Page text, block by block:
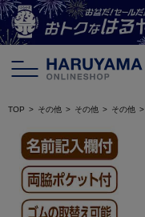
TOP その他 その他 その他